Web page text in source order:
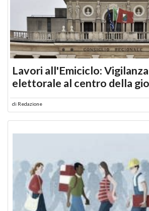
Lavori all'Emiciclo:
elettorale al centro della
di Redazione